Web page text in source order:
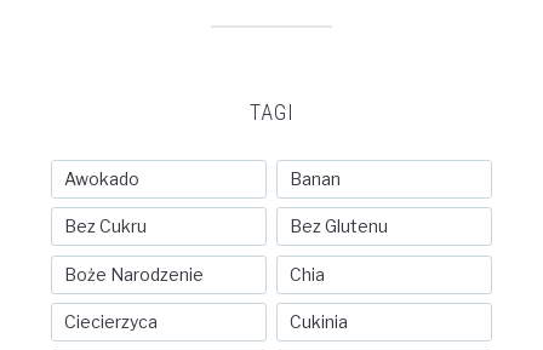
TAGI
Awokado Banan
Bez Cukru Bez Glutenu
Boże Narodzenie Chia
Ciecierzyca Cukinia